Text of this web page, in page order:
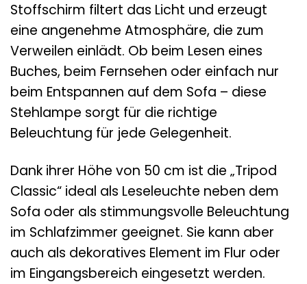
Stoffschirm filtert das Licht und erzeugt
eine angenehme Atmosphäre, die zum
Verweilen einlädt. Ob beim Lesen eines
Buches, beim Fernsehen oder einfach nur
beim Entspannen auf dem Sofa – diese
Stehlampe sorgt für die richtige
Beleuchtung für jede Gelegenheit.
Dank ihrer Höhe von 50 cm ist die „Tripod
Classic“ ideal als Leseleuchte neben dem
Sofa oder als stimmungsvolle Beleuchtung
im Schlafzimmer geeignet. Sie kann aber
auch als dekoratives Element im Flur oder
im Eingangsbereich eingesetzt werden.